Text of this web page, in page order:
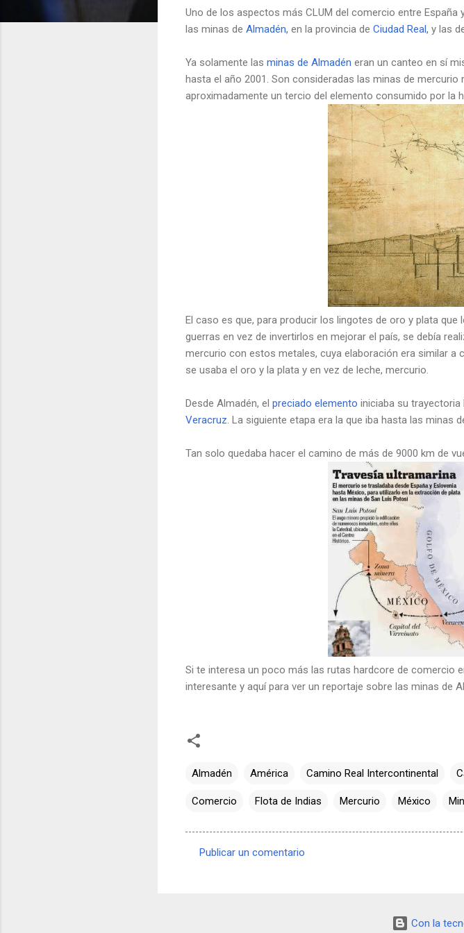
Uno de los aspectos más CLUM del comercio entre
las minas de Almadén, en la provincia de Ciudad Real, y las
Ya solamente las minas de Almadén eran un canteo en sí
hasta el año 2001. Son consideradas las minas de
aproximadamente un tercio del elemento consumido por la
El caso es que, para producir los lingotes de oro y plata
guerras en vez de invertirlos en mejorar el país, se debía
mercurio con estos metales, cuya elaboración era similar a
se usaba el oro y la plata y en vez de leche, mercurio.
Desde Almadén, el preciado elemento iniciaba su trayectoria
Veracruz. La siguiente etapa era la que iba hasta las minas
Tan solo quedaba hacer el camino de más de 9000 km de
Si te interesa un poco más las rutas hardcore de comercio
interesante y aquí para ver un reportaje sobre las minas de
Almadén América Camino Real Intercontinental
Comercio Flota de Indias Mercurio México
Publicar un comentario
Con la